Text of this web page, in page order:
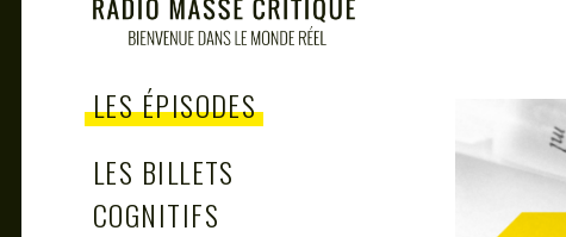
RADIO MASSE
CRITIQUE
LES ÉPISODES
LES BILLETS
COGNITIFS